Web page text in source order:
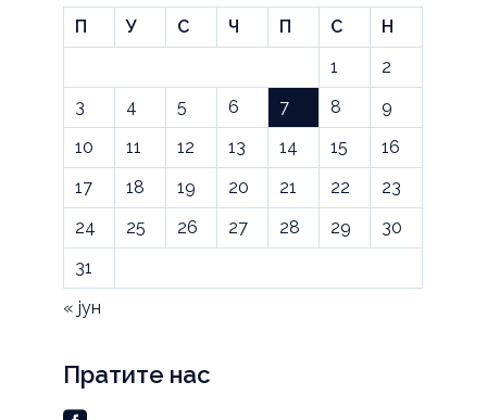
П
У С Ч П С
Н
1
2
3
4 5 6 7 8
9
10
11 12 13 14 15
16
17
18 19 20 21 22
23
24
25 26 27 28 29
30
31
« јун
Пратите нас